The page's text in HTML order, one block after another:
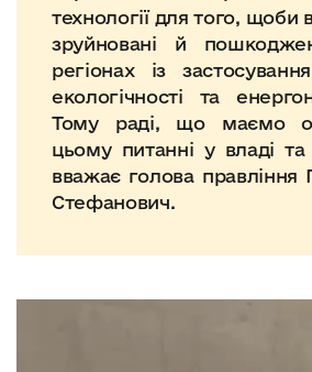
технології для того, щоби
зруйновані й
регіонах із
екологічності та
Тому раді, що маємо
цьому питанні у владі та
вважає голова
Стефанович.